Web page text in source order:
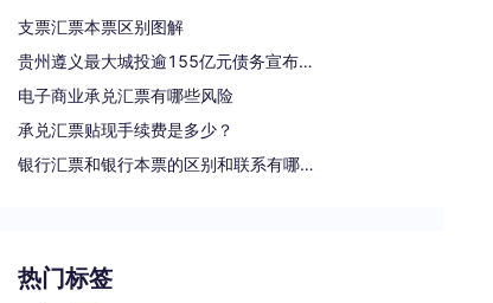
支票汇票本票区别图解
贵州遵义最大城投逾155亿元债务宣布重组
电子商业承兑汇票有哪些风险
承兑汇票贴现手续费是多少？
银行汇票和银行本票的区别和联系有哪些（一文读懂支票、本票和汇票的区别）
热门标签